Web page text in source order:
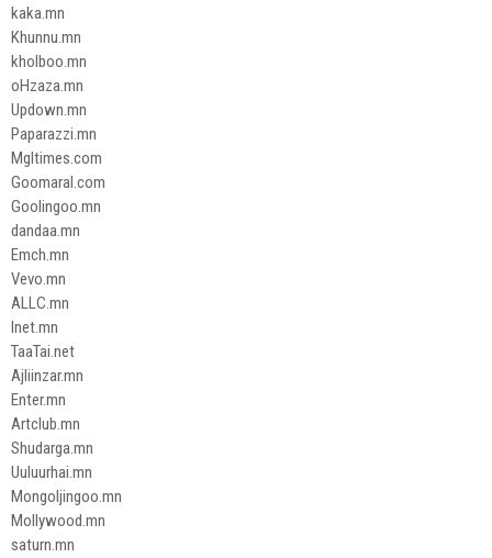
kaka.mn
Khunnu.mn
kholboo.mn
oHzaza.mn
Updown.mn
Paparazzi.mn
Mgltimes.com
Goomaral.com
Goolingoo.mn
dandaa.mn
Emch.mn
Vevo.mn
ALLC.mn
Inet.mn
TaaTai.net
Ajliinzar.mn
Enter.mn
Artclub.mn
Shudarga.mn
Uuluurhai.mn
Mongoljingoo.mn
Mollywood.mn
saturn.mn